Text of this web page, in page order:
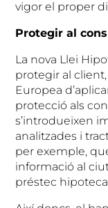
vigor el proper
Protegir al
La nova Llei
protegir al
Europea
protecció als
s’introdueixen
analitzades i
per exemple,
informació al
préstec